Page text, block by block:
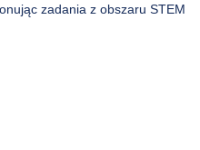
zadania z obszaru STEM